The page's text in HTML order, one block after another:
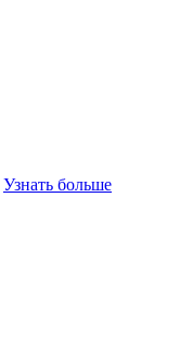
Узнать больше